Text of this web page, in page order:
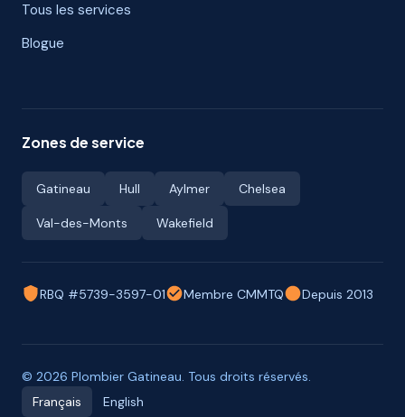
Tous les services
Blogue
Zones de service
Gatineau Hull Aylmer Chelsea
Val-des-Monts Wakefield
RBQ #5739-3597-01 Membre CMMTQ Depuis 2013
© 2026 Plombier Gatineau. Tous droits réservés.
Français
English